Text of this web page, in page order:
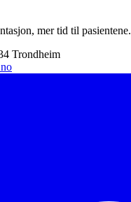
mer tid til pasientene.
Trondheim